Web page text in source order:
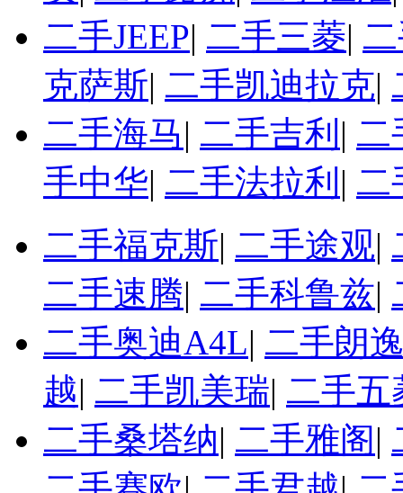
二手JEEP| 二手三菱|
克萨斯| 二手凯迪拉克|
二手海马| 二手吉利 | 二
手中华| 二手法拉利 | 二
二手福克斯| 二手途观|
二手速腾| 二手科鲁兹|
二手奥迪A4L| 二手朗
越| 二手凯美瑞| 二手五
二手桑塔纳| 二手雅阁|